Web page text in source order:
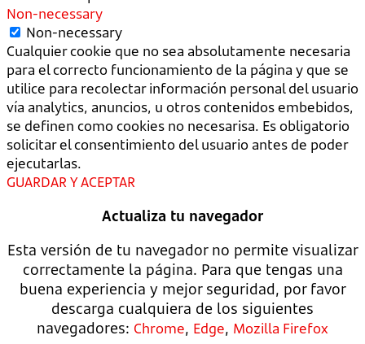
Non-necessary
Non-necessary
Cualquier cookie que no sea absolutamente necesaria
para el correcto funcionamiento de la página y que se
utilice para recolectar información personal del usuario
vía analytics, anuncios, u otros contenidos embebidos,
se definen como cookies no necesarisa. Es obligatorio
solicitar el consentimiento del usuario antes de poder
ejecutarlas.
GUARDAR Y ACEPTAR
Actualiza tu navegador
Esta versión de tu navegador no permite visualizar
correctamente la página. Para que tengas una
buena experiencia y mejor seguridad, por favor
descarga cualquiera de los siguientes
navegadores: Chrome, Edge, Mozilla Firefox